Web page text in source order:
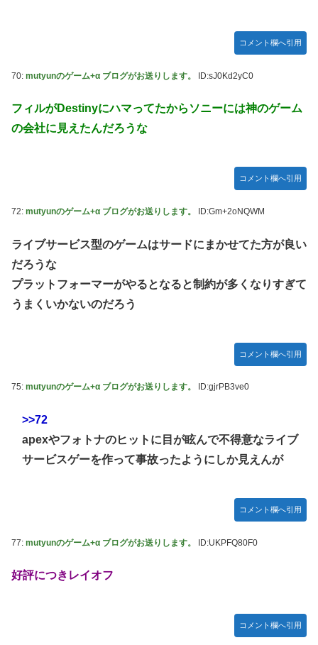
コメント欄へ引用
70: mutyunのゲーム+α ブログがお送りします。 ID:sJ0Kd2yC0
フィルがDestinyにハマってたからソニーには神のゲーム
の会社に見えたんだろうな
コメント欄へ引用
72: mutyunのゲーム+α ブログがお送りします。 ID:Gm+2oNQWM
ライブサービス型のゲームはサードにまかせてた方が良い
だろうな
プラットフォーマーがやるとなると制約が多くなりすぎて
うまくいかないのだろう
コメント欄へ引用
75: mutyunのゲーム+α ブログがお送りします。 ID:gjrPB3ve0
>>72
apexやフォトナのヒットに目が眩んで不得意なライブ
サービスゲーを作って事故ったようにしか見えんが
コメント欄へ引用
77: mutyunのゲーム+α ブログがお送りします。 ID:UKPFQ80F0
好評につきレイオフ
コメント欄へ引用